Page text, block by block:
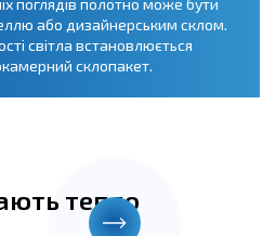
поглядів полотно може бути
або дизайнерським склом.
світла встановлюється
склопакет.
тепло